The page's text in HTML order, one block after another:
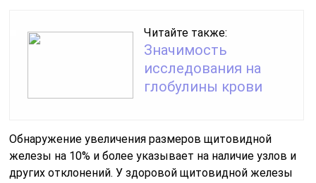
Читайте также:
Значимость
исследования на
глобулины крови
Обнаружение увеличения размеров щитовидной
железы на 10% и более указывает на наличие узлов и
других отклонений. У здоровой щитовидной железы